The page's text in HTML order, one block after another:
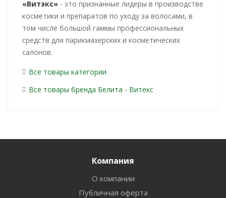
«Витэкс» - это признанные лидеры в производстве
косметики и препаратов по уходу за волосами, в
том числе большой гаммы профессиональных
средств для парикмахерских и косметических
салонов.
Все товары категории
Все товары бренда Белита - Витекс
Компания
О компании
Публичная оферта